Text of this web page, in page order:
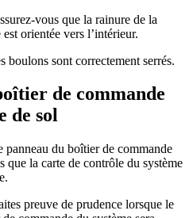
vous que la rainure de la
orientée vers l’intérieur.
boulons sont correctement serrés.
de commande
de sol
panneau du boîtier de commande
que la carte de contrôle du système
preuve de prudence lorsque le